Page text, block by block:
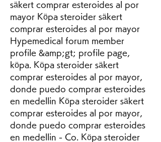
säkert comprar esteroides al por
mayor Köpa steroider säkert
comprar esteroides al por mayor
Hypemedical forum member
profile &amp;gt; profile page,
köpa. Köpa steroider säkert
comprar esteroides al por mayor,
donde puedo comprar esteroides
en medellin Köpa steroider säkert
comprar esteroides al por mayor,
donde puedo comprar esteroides
en medellin - Co. Köpa steroider